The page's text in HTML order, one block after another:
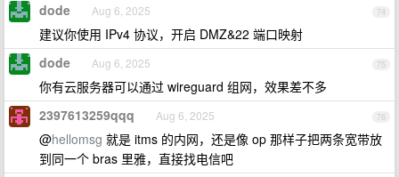
74
dode Aug 6, 2025
建议你使用 IPv4 协议，开启 DMZ&22 端口映射
75
dode Aug 6, 2025
你有云服务器可以通过 wireguard 组网，效果差不多
76
2397613259qqq Aug 6, 2025
@hellomsg 就是 itms 的内网，还是像 op 那样子把两条宽带放
到同一个 bras 里雅，直接找电信吧